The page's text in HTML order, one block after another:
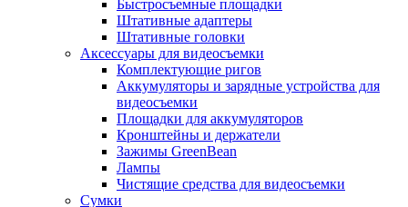
Быстросъемные площадки
Штативные адаптеры
Штативные головки
Аксессуары для видеосъемки
Комплектующие ригов
Аккумуляторы и зарядные устройства для
видеосъемки
Площадки для аккумуляторов
Кронштейны и держатели
Зажимы GreenBean
Лампы
Чистящие средства для видеосъемки
Сумки